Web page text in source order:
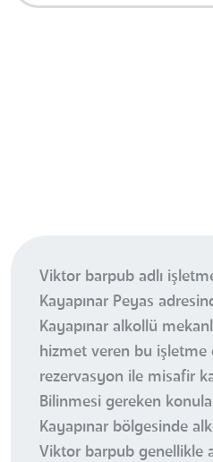
Viktor barpub adlı
Kayapınar Peyas
Kayapınar alkollü
hizmet veren bu işletme
rezervasyon ile misafir
Bilinmesi gereken
Kayapınar bölgesinde
Viktor barpub genellikle